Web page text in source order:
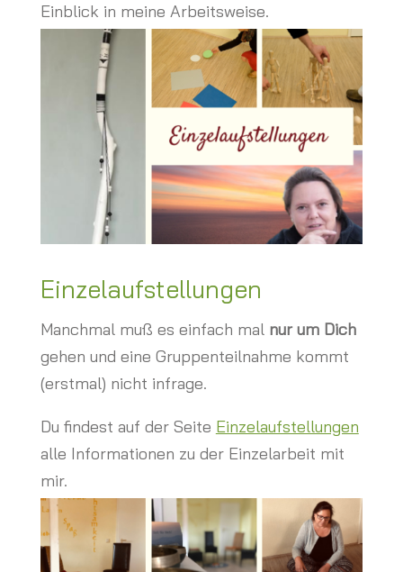
Einblick in meine Arbeitsweise.
Einzelaufstellungen
Manchmal muß es einfach mal nur um Dich
gehen und eine Gruppenteilnahme kommt
(erstmal) nicht infrage.
Du findest auf der Seite Einzelaufstellungen
alle Informationen zu der Einzelarbeit mit
mir.